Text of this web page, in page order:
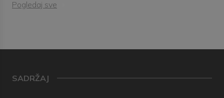
Pogledaj sve
SADRŽAJ